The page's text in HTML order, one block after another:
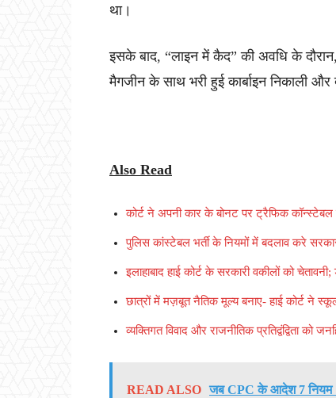
था।
इसके बाद, “लाइन में कैद” की अवधि के
मैगजीन के साथ भरी हुई कार्बाइन निकाली और
Also Read
कोर्ट ने अपनी कार के बोनट पर ट्रैफिक कॉन्स्टेबल
पुलिस कांस्टेबल भर्ती के नियमों में बदलाव करे
इलाहाबाद हाई कोर्ट के सरकारी वकीलों को
छात्रों में मज़बूत नैतिक मूल्य बनाए- हाई कोर्ट ने
व्यक्तिगत विवाद और राजनीतिक प्रतिद्वंद्विता को
READ ALSO जब CPC के आदेश 7 नियम